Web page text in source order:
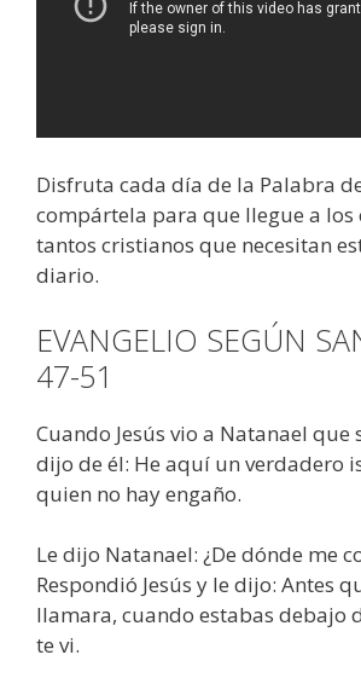
Disfruta cada día de la Palabra
compártela para que llegue a los
tantos cristianos que necesitan
diario.
EVANGELIO SEGÚN
47-51
Cuando Jesús vio a Natanael que
dijo de él: He aquí un verdadero
quien no hay engaño.
Le dijo Natanael: ¿De dónde me
Respondió Jesús y le dijo: Antes
llamara, cuando estabas debajo
te vi.